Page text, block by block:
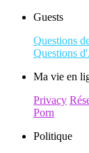
Guests
Questions
Questions
Ma vie en
Privacy
Porn
Politique